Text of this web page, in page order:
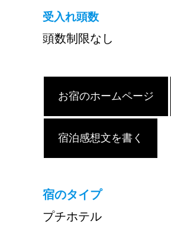
受入れ頭数
頭数制限なし
お宿のホームページ
宿泊感想文を書く
宿のタイプ
プチホテル